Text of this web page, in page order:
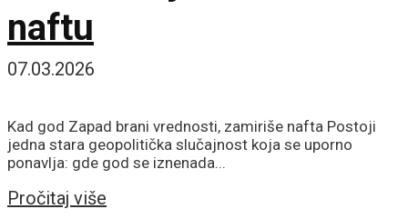
naftu
07.03.2026
Kad god Zapad brani vrednosti, zamiriše nafta Postoji
jedna stara geopolitička slučajnost koja se uporno
ponavlja: gde god se iznenada...
Pročitaj više